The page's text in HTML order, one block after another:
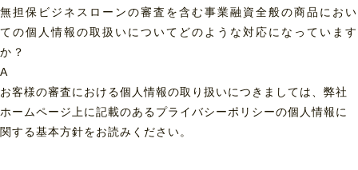
無担保ビジネスローンの審査を含む事業融資全般の商品におい
ての個人情報の取扱いについてどのような対応になっています
か？
A
お客様の審査における個人情報の取り扱いにつきましては、弊社
ホームページ上に記載のあるプライバシーポリシーの個人情報に
関する基本方針をお読みください。